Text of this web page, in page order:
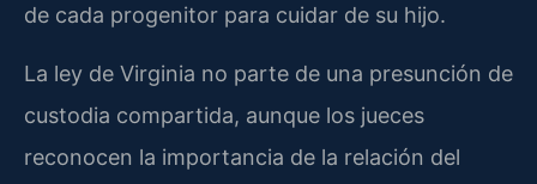
de cada progenitor para cuidar de su hijo.
La ley de Virginia no parte de una presunción de
custodia compartida, aunque los jueces
reconocen la importancia de la relación del